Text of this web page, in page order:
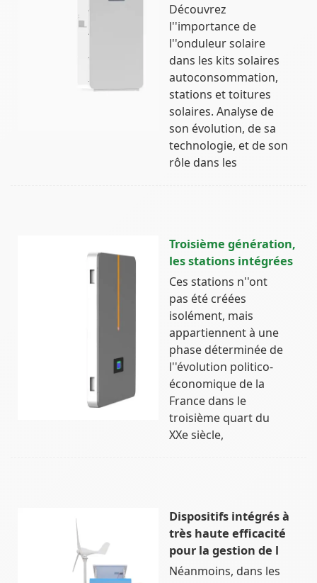
Découvrez
l''importance de
l''onduleur solaire
dans les kits solaires
autoconsommation,
stations et toitures
solaires. Analyse de
son évolution, de sa
technologie, et de son
rôle dans les
Troisième génération,
les stations intégrées
Ces stations n''ont
pas été créées
isolément, mais
appartiennent à une
phase déterminée de
l''évolution politico-
économique de la
France dans le
troisième quart du
XXe siècle,
Dispositifs intégrés à
très haute efficacité
pour la gestion de l
Néanmoins, dans les